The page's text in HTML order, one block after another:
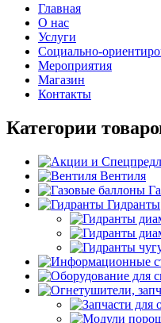
Главная
О нас
Услуги
Социально-
Мероприятия
Магазин
Контакты
Категории
Вентиля
Гидранты